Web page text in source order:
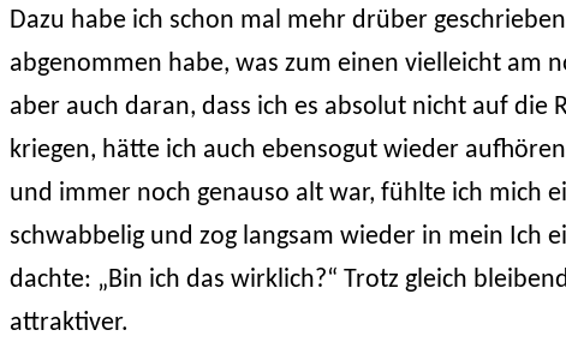
Dazu habe ich schon mal mehr drüber
abgenommen habe, was zum einen vielleicht am
aber auch daran, dass ich es absolut nicht auf die
kriegen, hätte ich auch ebensogut wieder
und immer noch genauso alt war, fühlte ich mich
schwabbelig und zog langsam wieder in mein Ich
dachte: „Bin ich das wirklich?“ Trotz gleich
attraktiver.